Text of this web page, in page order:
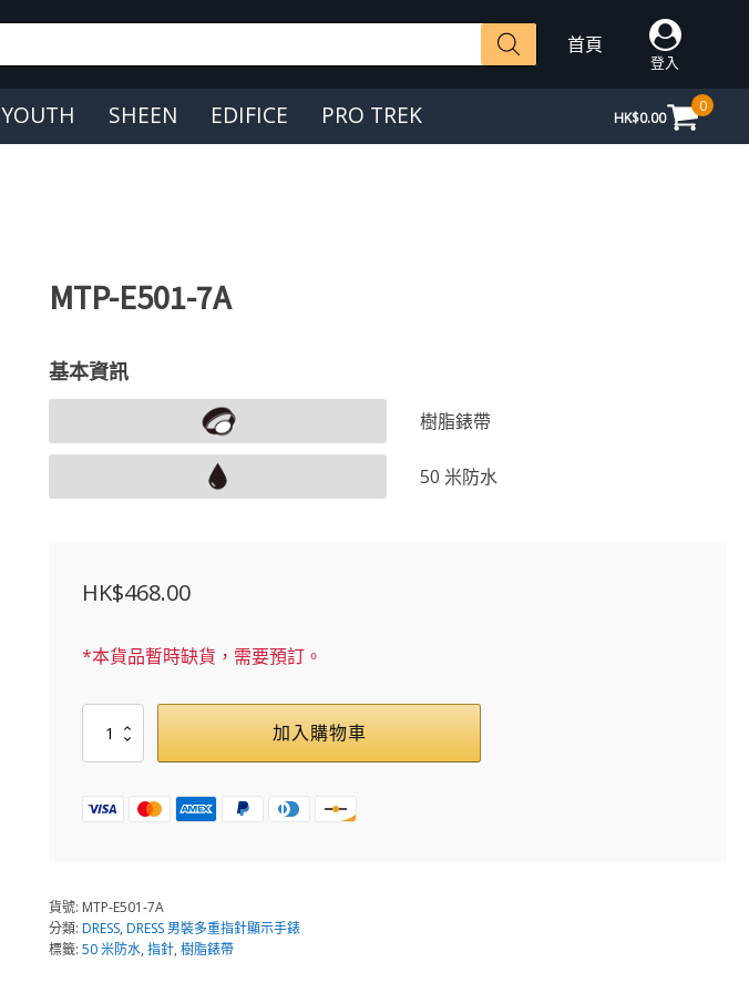
首頁
登入
YOUTH SHEEN EDIFICE PRO TREK HK$0.00
0
MTP-E501-7A
基本資訊
樹脂錶帶
50 米防水
HK$468.00
*本貨品暫時缺貨，需要預訂。
E501-
7A
量
加入購物車
貨號: MTP-E501-7A
分類: DRESS, DRESS 男裝多重指針顯示手錶
標籤: 50 米防水, 指針, 樹脂錶帶